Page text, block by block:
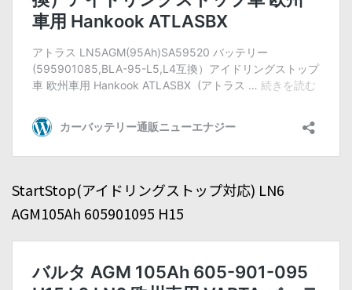
StartStop(アイドリングストップ対応) LN6
AGM105Ah 605901095 H15